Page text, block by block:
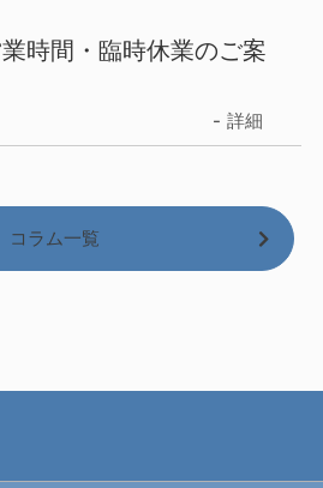
時間・臨時休業のご案
詳細
コラム一覧